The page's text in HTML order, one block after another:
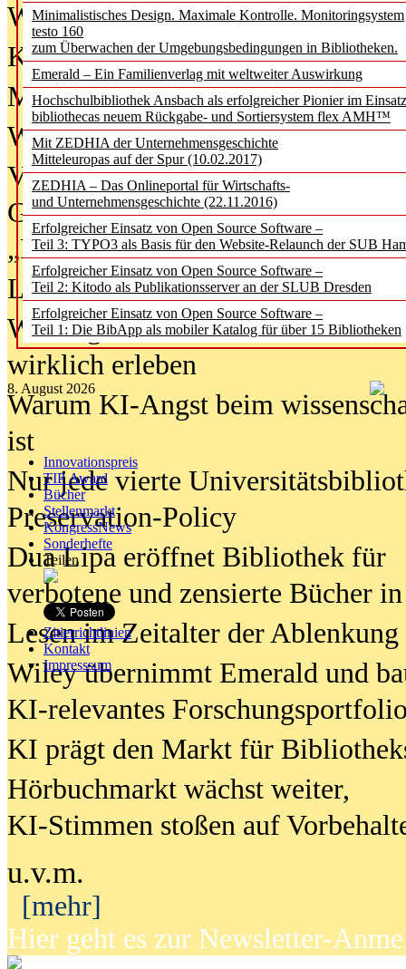
Minimalistisches Design. Maximale Kontrolle. Monitoringsystem
testo 160
zum Überwachen der Umgebungsbedingungen in Bibliotheken.
Emerald – Ein Familienverlag mit weltweiter Auswirkung
Hochschulbibliothek Ansbach als erfolgreicher Pionier im
bibliothecas neuem Rückgabe- und Sortiersystem flex AMH™
Mit ZEDHIA der Unternehmensgeschichte
Mitteleuropas auf der Spur (10.02.2017)
ZEDHIA – Das Onlineportal für Wirtschafts-
und Unternehmensgeschichte (22.11.2016)
Erfolgreicher Einsatz von Open Source Software –
Teil 3: TYPO3 als Basis für den Website-Relaunch der SUB
Erfolgreicher Einsatz von Open Source Software –
Teil 2: Kitodo als Publikationsserver an der SLUB Dresden
Erfolgreicher Einsatz von Open Source Software –
Teil 1: Die BibApp als mobiler Katalog für über 15 Bibliotheken
8. August 2026
Innovationspreis
TIP Award
Bücher
Stellenmarkt
KongressNews
Sonderhefte
Teilen
Zitierrichtlinien
Kontakt
Impresssum
Was Hochschul­bibliotheken von
Kinder in der digitalen Welt
Metadaten als Infrastruktur
Wenn Bots katalogisieren
Von Abschlusskleidern bis
Geisterjagd-Ausrüstung in der
„Library of Things“ unterwegs
Lesen als Infrastrukturaufgabe
Wie Jugendliche Social Media
wirklich erleben
Warum KI-Angst beim
ist
Nur jede vierte
Preservation-Policy
Dua Lipa eröffnet Bibliothek für
verbotene und zensierte Bücher
Lesen im Zeitalter der Ablenkung
Wiley übernimmt Emerald und
KI-relevantes
KI prägt den Markt für
Hörbuchmarkt wächst weiter,
KI-Stimmen stoßen auf
u.v.m.
[mehr]
Hier geht es zur Newsletter-